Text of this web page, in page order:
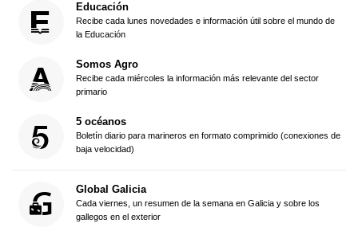
Educación
Recibe cada lunes novedades e información útil sobre el mundo de
la Educación
Somos Agro
Recibe cada miércoles la información más relevante del sector
primario
5 océanos
Boletín diario para marineros en formato comprimido (conexiones de
baja velocidad)
Global Galicia
Cada viernes, un resumen de la semana en Galicia y sobre los
gallegos en el exterior